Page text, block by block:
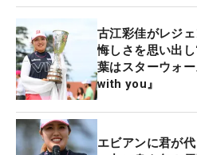
古江彩佳がレジ
悔しさを思い出
葉はスターウォ
with you』
エビアンに君が